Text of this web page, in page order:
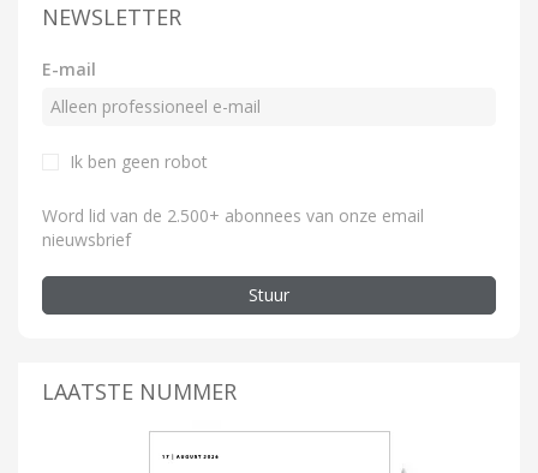
NEWSLETTER
E-mail
Ik ben geen robot
Word lid van de 2.500+ abonnees van onze email
nieuwsbrief
Stuur
LAATSTE NUMMER